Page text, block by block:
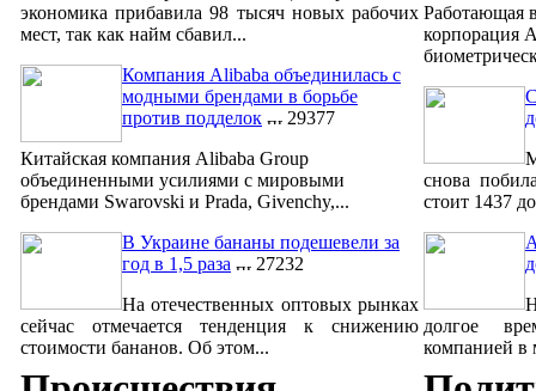
экономика прибавила 98 тысяч новых рабочих
мест, так как найм сбавил...
Компания Alibaba объединилась с
модными брендами в борьбе
против подделок
29377
Китайская компания Alibaba Group
объединенными усилиями с мировыми
брендами Swarovski и Prada, Givenchy,...
В Украине бананы подешевели за
год в 1,5 раза
27232
На отечественных оптовых рынках
сейчас отмечается тенденция к снижению
стоимости бананов. Об этом...
Работающая
корпорация
снова
стоит 1437
долгое
компанией в